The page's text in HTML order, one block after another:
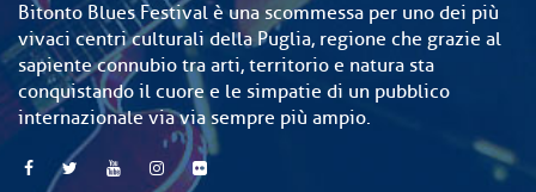
Bitonto Blues Festival è una scommessa per uno dei più
vivaci centri culturali della Puglia, regione che grazie al
sapiente connubio tra arti, territorio e natura sta
conquistando il cuore e le simpatie di un pubblico
internazionale via via sempre più ampio.